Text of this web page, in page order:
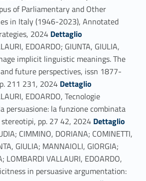
of Parliamentary and Other
in Italy (1946-2023), Annotated
2024 Link identifier #identifier_person_139827-179
Dettaglio
EDOARDO; GIUNTA, GIULIA,
implicit linguistic meanings. The
future perspectives, issn 1877-
211 231, 2024 Link identifier #identifier_person_68273-180
Dettaglio
EDOARDO, Tecnologie
persuasione: la funzione combinata
pp. 27 42, 2024 Link identifier #identifier_person_58426-181
Dettaglio
CIMMINO, DORIANA; COMINETTI,
GIULIA; MANNAIOLI, GIORGIA;
LOMBARDI VALLAURI, EDOARDO,
in persuasive argumentation: